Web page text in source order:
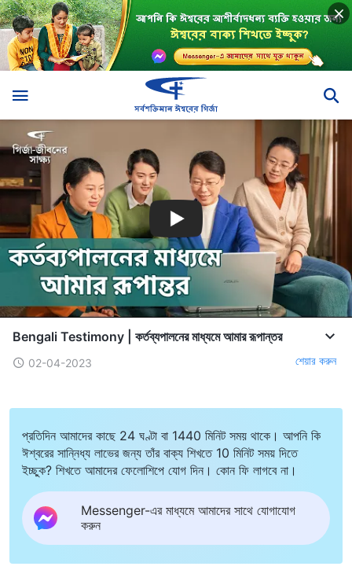
Bengali Testimony | কর্তব্যপালনের মাধ্যমে আমার রূপান্তর
02-04-2023 শেয়ার করুন
প্রতিদিন আমাদের কাছে 24 ঘণ্টা বা 1440 মিনিট সময় থাকে। আপনি কি
ঈশ্বরের সান্নিধ্য লাভের জন্য তাঁর বাক্য শিখতে 10 মিনিট সময় দিতে
ইচ্ছুক? শিখতে আমাদের ফেলোশিপে যোগ দিন। কোন ফি লাগবে না।
Messenger-এর মাধ্যমে আমাদের সাথে যোগাযোগ
করুন